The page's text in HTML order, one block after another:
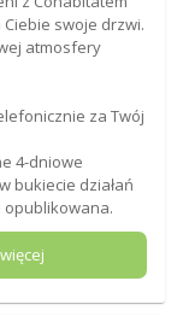
swoje drzwi.
atmosfery
za Twój
4-dniowe
bukiecie działań
opublikowana.